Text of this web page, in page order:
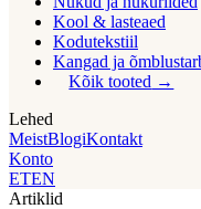
Kool & lasteaed
Kodutekstiil
Kangad ja
Kõik tooted
Lehed
MeistBlogiKontakt
Konto
ETEN
Artiklid